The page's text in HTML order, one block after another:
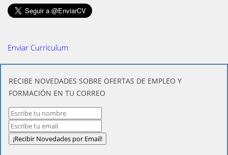
Enviar Curriculum
​RECIBE NOVEDADES SOBRE OFERTAS DE EMPLEO Y
FORMACIÓN EN TU CORREO